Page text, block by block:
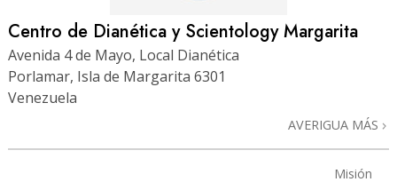
Centro de Dianética y Scientology Margarita
Avenida 4 de Mayo, Local Dianética
Porlamar, Isla de Margarita 6301
Venezuela
AVERIGUA MÁS
Misión